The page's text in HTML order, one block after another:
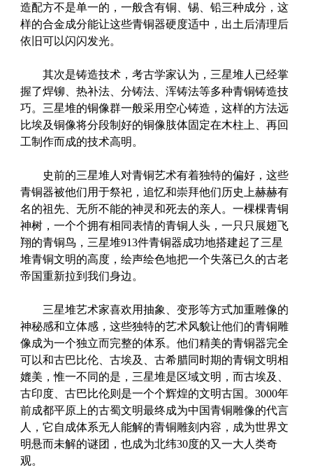
造配方不是单一的，一般含有铜、锡、铅三种成分，这
样的合金成分能让这些青铜器硬度适中，出土后清理后
依旧可以闪闪发光。
其次是铸造技术，考古学家认为，三星堆人已经掌
握了焊铆、热补法、分铸法、浑铸法等多种青铜铸造技
巧。三星堆的铜像群一般采用空心铸造，这样的方法远
比埃及铜像将分段制好的铜像肢体固定在木柱上、再回
工制作而成的技术高明。
史前的三星堆人对青铜艺术有着独特的偏好，这些
青铜器被他们用于祭祀，追忆和崇拜他们历史上赫赫有
名的祖先、无所不能的神灵和死去的亲人。一棵棵青铜
神树，一个个拥有相同表情的青铜人头，一只只展翅飞
翔的青铜鸟，三星堆913件青铜器成功地搭建起了三星
堆青铜文明的高度，绘声绘色地把一个失落已久的古老
帝国重新拉到我们身边。
三星堆艺术家喜欢用抽象、变形等方式加重雕像的
神秘感和立体感，这些独特的艺术风貌让他们的青铜雕
像成为一个独立而完整的体系。他们精美的青铜器完全
可以和古巴比伦、古埃及、古希腊同时期的青铜文明相
媲美，惟一不同的是，三星堆是区域文明，而古埃及、
古印度、古巴比伦则是一个个辉煌的文明古国。3000年
前成都平原上的古蜀文明最终成为中国青铜雕像的代言
人，它自成体系无人能解的青铜雕刻内容，成为世界文
明悬而未解的谜团，也成为北纬30度的又一大人类奇
观。